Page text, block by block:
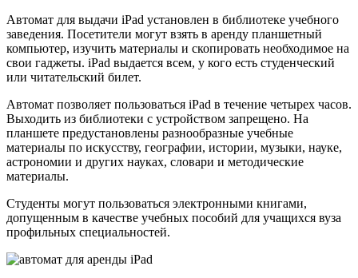
Автомат для выдачи iPad установлен в библиотеке учебного
заведения. Посетители могут взять в аренду планшетный
компьютер, изучить материалы и скопировать необходимое на
свои гаджеты. iPad выдается всем, у кого есть студенческий
или читательский билет.
Автомат позволяет пользоваться iPad в течение четырех часов.
Выходить из библиотеки с устройством запрещено. На
планшете предустановлены разнообразные учебные
материалы по искусству, географии, истории, музыки, науке,
астрономии и других науках, словари и методические
материалы.
Студенты могут пользоваться электронными книгами,
допущенным в качестве учебных пособий для учащихся вуза
профильных специальностей.